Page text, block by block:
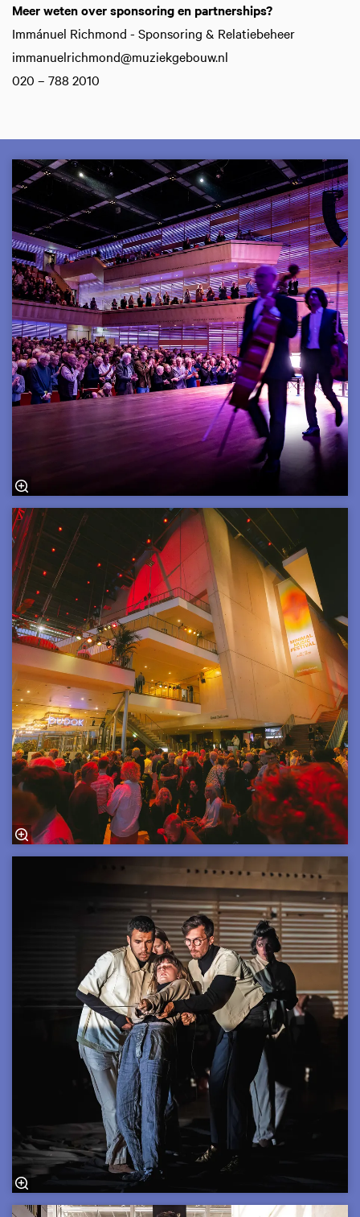
Meer weten over sponsoring en partnerships?
Immánuel Richmond - Sponsoring & Relatiebeheer
immanuelrichmond@muziekgebouw.nl
020 – 788 2010